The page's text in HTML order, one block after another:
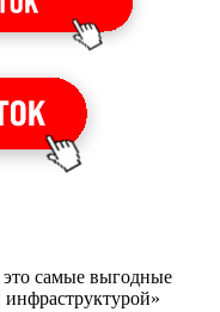
самые выгодные